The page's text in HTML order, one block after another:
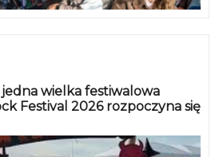
wielka festiwalowa
Festival 2026 rozpoczyna się